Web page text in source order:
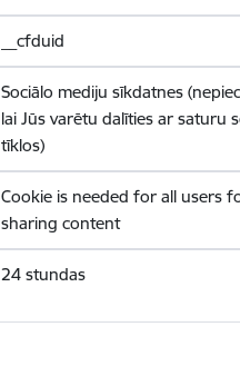
__cfduid
Sociālo mediju sīkdatnes
lai Jūs varētu dalīties ar saturu
tīklos)
Cookie is needed for all users
sharing content
24 stundas